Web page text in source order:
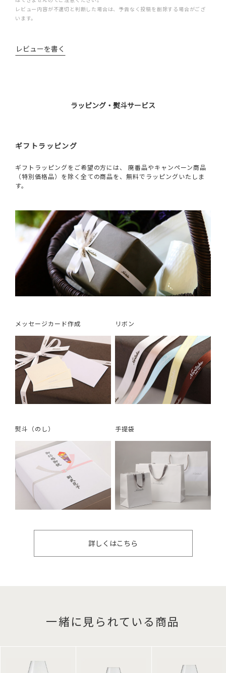
レビュー内容が不適切と判断した場合は、予告なく投稿を削除する場合がござ
います。
レビューを書く
ラッピング・熨斗サービス
ギフトラッピング
ギフトラッピングをご希望の方には、 廃番品やキャンペーン商品
（特別価格品）を除く全ての商品を、無料でラッピングいたしま
す。
メッセージカード作成 リボン
熨斗（のし） 手提袋
詳しくはこちら
一緒に見られている商品